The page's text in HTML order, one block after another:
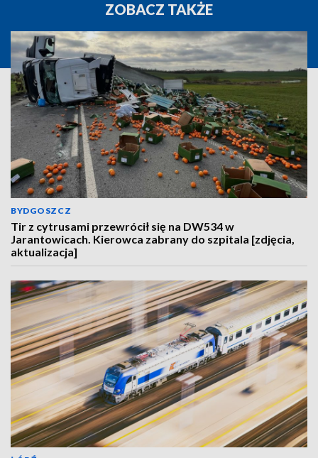
ZOBACZ TAKŻE
BYDGOSZCZ
Tir z cytrusami przewrócił się na DW534 w
Jarantowicach. Kierowca zabrany do szpitala [zdjęcia,
aktualizacja]